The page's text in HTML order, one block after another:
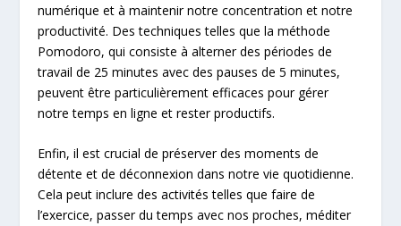
numérique et à maintenir notre concentration et notre
productivité. Des techniques telles que la méthode
Pomodoro, qui consiste à alterner des périodes de
travail de 25 minutes avec des pauses de 5 minutes,
peuvent être particulièrement efficaces pour gérer
notre temps en ligne et rester productifs.
Enfin, il est crucial de préserver des moments de
détente et de déconnexion dans notre vie quotidienne.
Cela peut inclure des activités telles que faire de
l’exercice, passer du temps avec nos proches, méditer